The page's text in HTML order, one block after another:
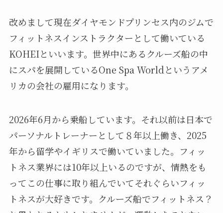
改めまして現在ダイヤモンドプリンセス内のジムで
フィットネスインストラクターとして働いている
KOHEIといいます。世界中にあるクルーズ船の中
にスパを展開しているOne Spa Worldというアメ
リカの会社の雇用になります。
2026年6月から乗船しています。それ以前は日本で
パーソナルトレーナーとして８年以上働き、2025
年から留学やイギリスで働いていました。フィッ
トネス業界には10年以上いるのですが、情熱をも
ってこの仕事に取り組んでいてそれぐらいフィッ
トネスが大好きです。クルーズ船でフィットネス？